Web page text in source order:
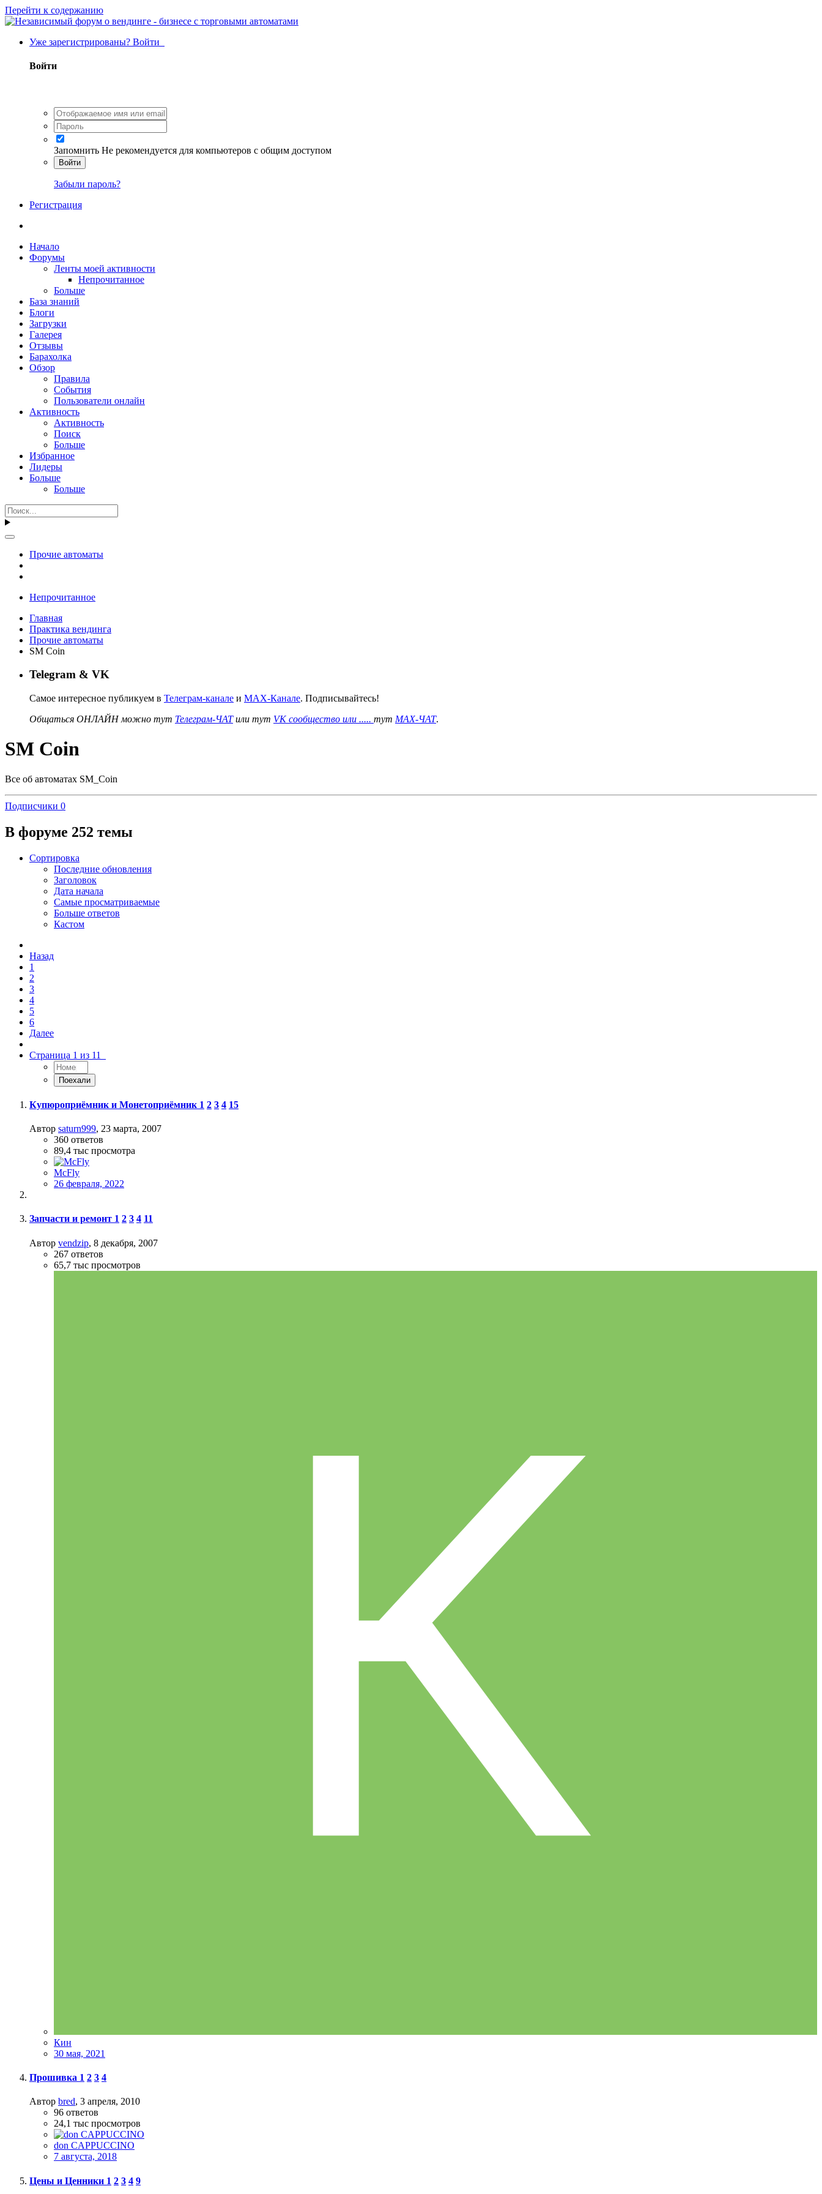
Перейти к содержанию
Уже зарегистрированы? Войти
Войти
Запомнить Не рекомендуется для компьютеров с общим доступом
Войти
Забыли пароль?
Регистрация
Начало
Форумы
Ленты моей активности
Непрочитанное
Больше
База знаний
Блоги
Загрузки
Галерея
Отзывы
Барахолка
Обзор
Правила
События
Пользователи онлайн
Активность
Активность
Поиск
Больше
Избранное
Лидеры
Больше
Больше
Прочие автоматы
Непрочитанное
Главная
Практика вендинга
Прочие автоматы
SM Coin
Telegram & VK
Самое интересное публикуем в Телеграм-канале и MAX-Канале. Подписывайтесь!
Общаться ОНЛАЙН можно тут Телеграм-ЧАТили тут VK сообщество или ..... тут MAX-ЧАТ.
SM Coin
Все об автоматах SM_Coin
Подписчики 0
В форуме 252 темы
Сортировка
Последние обновления
Заголовок
Дата начала
Самые просматриваемые
Больше ответов
Кастом
Назад
1
2
3
4
5
6
Далее
Страница 1 из 11
Купюроприёмник и Монетоприёмник 1 2 3 4 15
Автор saturn999, 23 марта, 2007
360 ответов
89,4 тыс просмотра
McFly
26 февраля, 2022
Запчасти и ремонт 1 2 3 4 11
Автор vendzip, 8 декабря, 2007
267 ответов
65,7 тыс просмотров
Кин
30 мая, 2021
Прошивка 1 2 3 4
Автор bred, 3 апреля, 2010
96 ответов
24,1 тыс просмотров
don CAPPUCCINO
7 августа, 2018
Цены и Ценники 1 2 3 4 9